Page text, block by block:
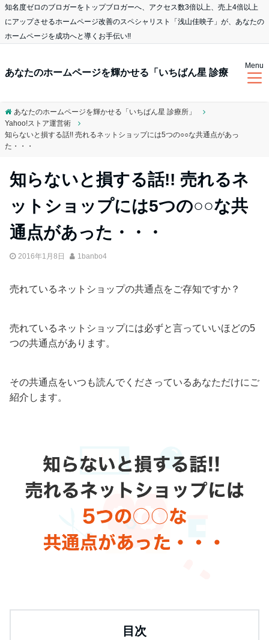
知名度ゼロのブロガーをトップブロガーへ、アクセス数3倍以上、売上4倍以上
にアップさせるホームページ改善のスペシャリスト「浅山佳映子」が、あなたの
ホームページを成功へと導くお手伝い!!
あなたのホームページを輝かせる「いちばん星 診療
所」
Menu
あなたのホームページを輝かせる「いちばん星 診療所」
Yahoo!ストア運営術
知らないと損する話!! 売れるネットショップには5つの○○な共通点があっ
た・・・
知らないと損する話!! 売れるネ
ットショップには5つの○○な共
通点があった・・・
2016年1月8日 1banbo4
売れているネットショップの共通点をご存知ですか？
売れているネットショップには必ずと言っていいほどの5
つの共通点があります。
その共通点をいつも読んでくださっているあなただけにご
紹介します。
目次